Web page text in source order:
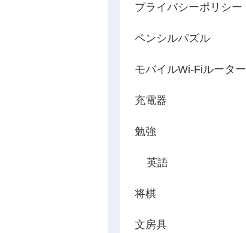
プライバシーポリシー
ペンシルパズル
モバイルWi-Fiルーター
充電器
勉強
英語
将棋
文房具